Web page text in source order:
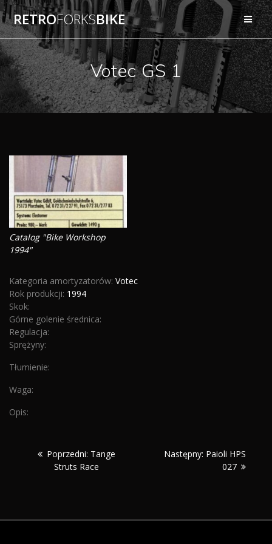
Przejdź
do
treści
RETROFORKSBIKE
Votec GS 1
Catalog "Bike Workshop
1994"
Kategoria amortyzatorów: Votec
Rok produkcji: 1994
Skok:
Górne golenie średnica:
Regulacja:
Sprężyny:
Tłumienie:
Waga:
Opis:
Nawigacja
wpisu
Poprzedni: Poprzedni:
Tange
Struts Race
Następny: Następny:
Paioli HPS
027